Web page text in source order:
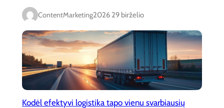
ContentMarketing2026 29 birželio
Kodėl efektyvi logistika tapo vienu svarbiausių